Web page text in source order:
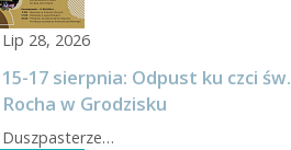
Lip 28, 2026
15-17 sierpnia: Odpust ku czci św.
Rocha w Grodzisku
Duszpasterze…